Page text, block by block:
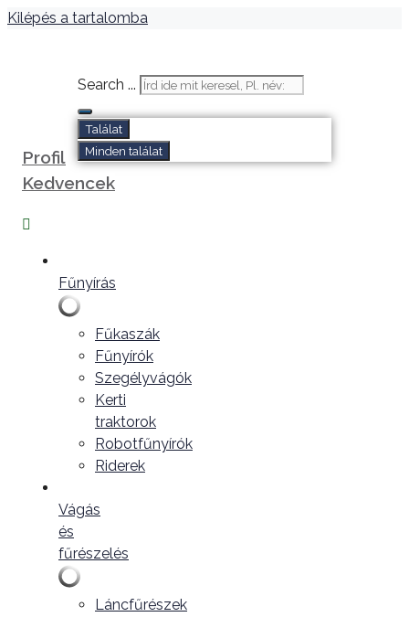
Kilépés a tartalomba
Search ...
Találat
Minden találat
Profil
Kedvencek
Fűnyírás
Fűkaszák
Fűnyírók
Szegélyvágók
Kerti
traktorok
Robotfűnyírók
Riderek
Vágás
és
fűrészelés
Láncfűrészek